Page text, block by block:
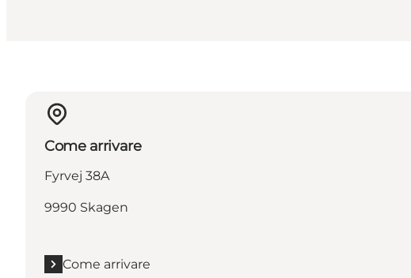
Come arrivare
Fyrvej 38A
9990 Skagen
Come arrivare